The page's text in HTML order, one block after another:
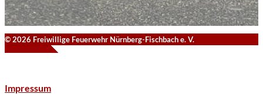
© 2026 Freiwillige Feuerwehr Nürnberg-Fischbach e. V.
Impressum